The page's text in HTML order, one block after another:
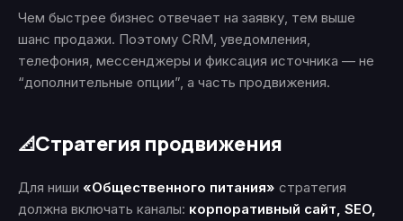
Чем быстрее бизнес отвечает на заявку, тем выше
шанс продажи. Поэтому CRM, уведомления,
телефония, мессенджеры и фиксация источника — не
“дополнительные опции”, а часть продвижения.
📐Стратегия продвижения
Для ниши «Общественного питания» стратегия
должна включать каналы: корпоративный сайт, SEO,